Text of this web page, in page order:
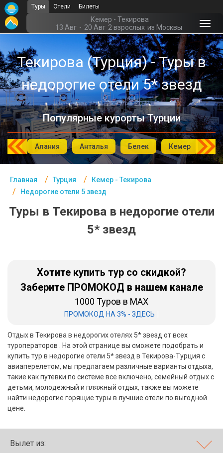
Туры Отели Билеты
Кемер - Текирова
13 Авг - 20 Авг 2 взрослых из Москвы
Текирова (Турция) - Туры в
недорогие отели 5* звезд
Популярные курорты Турции
Алания Анталья Белек Кемер
Главная Турция
Кемер - Текирова
Недорогие отели 5 звезд
Туры в Текирова в недорогие отели
5* звезд
Хотите купить тур со скидкой?
Заберите ПРОМОКОД в нашем канале
1000 Туров в MAX
ПРОМОКОД НА 3% - ЗДЕСЬ
Отдых в Текирова в недорогих отелях 5* звезд от всех
туроператоров . На этой странице вы сможете подобрать и
купить тур в недорогие отели 5* звезд в Текирова-Турция с
авиаперелетом, мы предлагаем различные варианты отдыха,
такие как путевки по системе все включено, семейный отдых с
детьми, молодежный и пляжный отдых, также вы можете
найти недорогие горящие туры в лучшие отели по выгодной
цене.
Вылет из:
Главная
Офис г. Москва
Помощь
Подборки отелей
Турция
Таиланд
ОАЭ
Египет
Хайнань
Занзибар
Абхазия
Большой Сочи
Кав Мин Воды
VIP отели 5 звезд